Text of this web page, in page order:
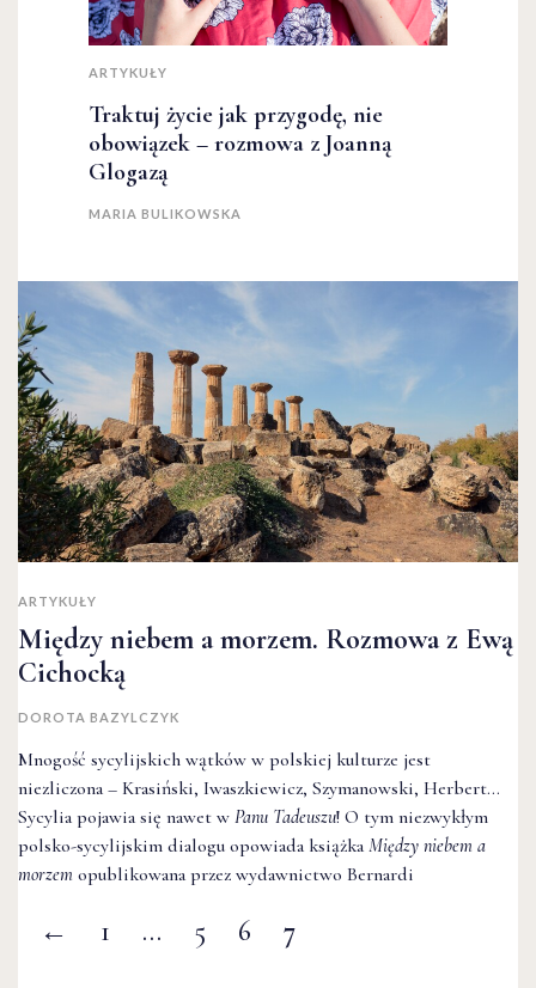
ARTYKUŁY
Traktuj życie jak przygodę, nie
obowiązek – rozmowa z Joanną
Glogazą
MARIA BULIKOWSKA
ARTYKUŁY
Między niebem a morzem. Rozmowa z Ewą
Cichocką
DOROTA BAZYLCZYK
Mnogość sycylijskich wątków w polskiej kulturze jest
niezliczona – Krasiński, Iwaszkiewicz, Szymanowski, Herbert...
Sycylia pojawia się nawet w Panu Tadeuszu! O tym niezwykłym
polsko-sycylijskim dialogu opowiada książka Między niebem a
morzem opublikowana przez wydawnictwo Bernardi
← 1 … 5 6 7